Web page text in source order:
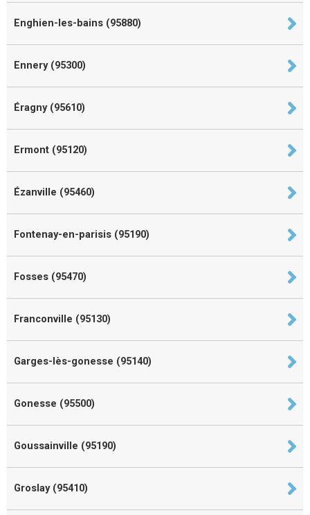
Enghien-les-bains (95880)
Ennery (95300)
Éragny (95610)
Ermont (95120)
Ézanville (95460)
Fontenay-en-parisis (95190)
Fosses (95470)
Franconville (95130)
Garges-lès-gonesse (95140)
Gonesse (95500)
Goussainville (95190)
Groslay (95410)